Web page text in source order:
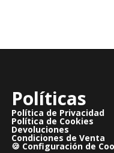
Políticas
Política de Privacidad
Política de Cookies
Devoluciones
Condiciones de Venta
🍪 Configuración de